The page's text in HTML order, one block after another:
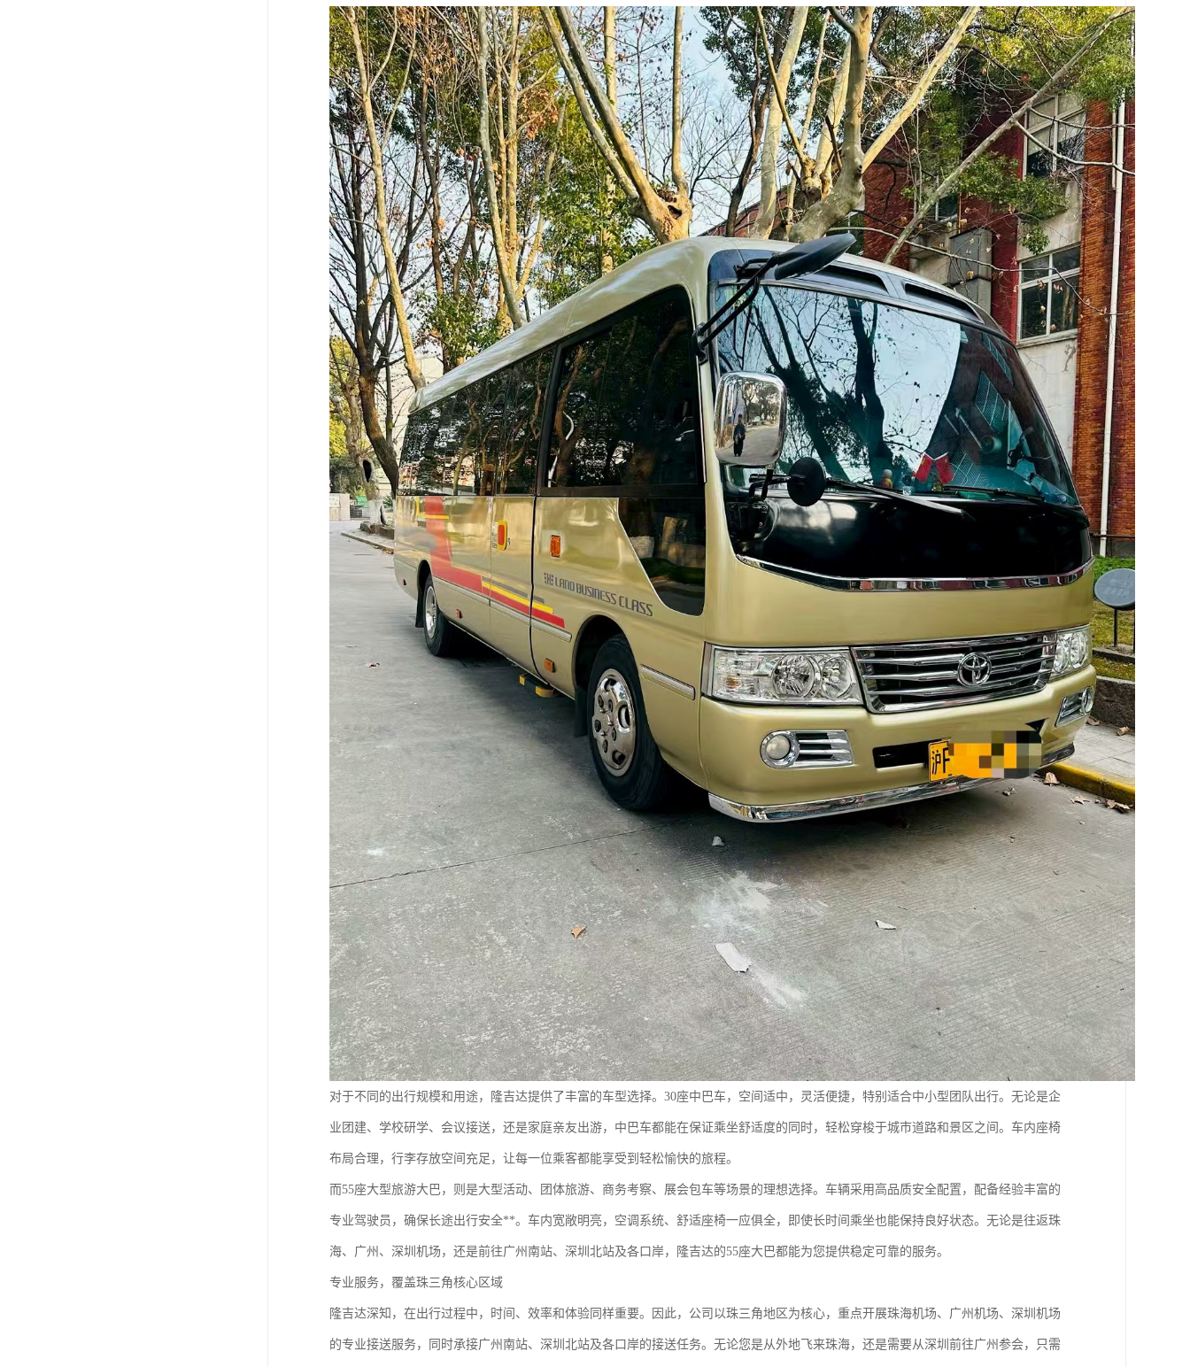
对于不同的出行规模和用途，隆吉达提供了丰富的车型选择。30座中巴车，空间适中，灵活便捷，特别适合中小型团队出行。无论是企
业团建、学校研学、会议接送，还是家庭亲友出游，中巴车都能在保证乘坐舒适度的同时，轻松穿梭于城市道路和景区之间。车内座椅
布局合理，行李存放空间充足，让每一位乘客都能享受到轻松愉快的旅程。
而55座大型旅游大巴，则是大型活动、团体旅游、商务考察、展会包车等场景的理想选择。车辆采用高品质安全配置，配备经验丰富的
专业驾驶员，确保长途出行安全**。车内宽敞明亮，空调系统、舒适座椅一应俱全，即使长时间乘坐也能保持良好状态。无论是往返珠
海、广州、深圳机场，还是前往广州南站、深圳北站及各口岸，隆吉达的55座大巴都能为您提供稳定可靠的服务。
专业服务，覆盖珠三角核心区域
隆吉达深知，在出行过程中，时间、效率和体验同样重要。因此，公司以珠三角地区为核心，重点开展珠海机场、广州机场、深圳机场
的专业接送服务，同时承接广州南站、深圳北站及各口岸的接送任务。无论您是从外地飞来珠海，还是需要从深圳前往广州参会，只需